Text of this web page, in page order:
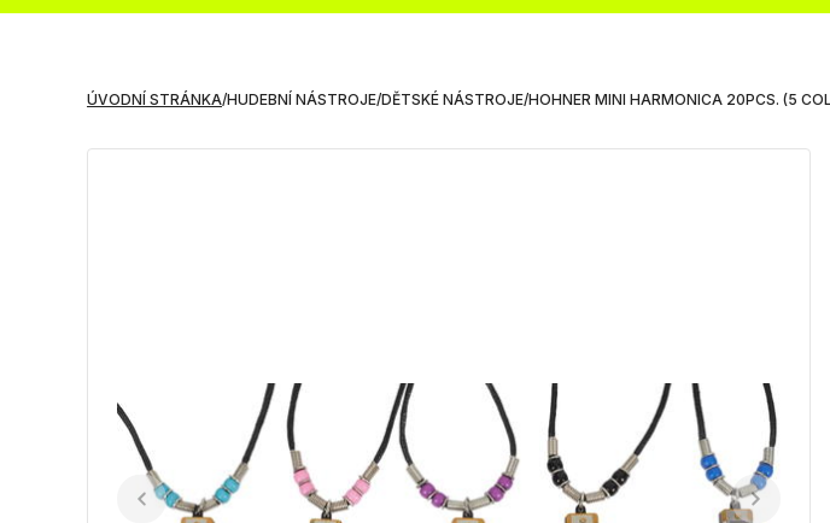
ÚVODNÍ STRÁNKA/HUDEBNÍ NÁSTROJE/DĚTSKÉ NÁSTROJE/HOHNER MINI HARMONICA 20PCS. (5